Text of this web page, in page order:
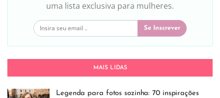
uma lista exclusiva para mulheres.
Se Inscrever
MAIS LIDAS
Legenda para fotos sozinha: 70 inspirações